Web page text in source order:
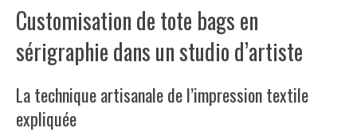
Customisation de tote bags en
sérigraphie dans un studio d’artiste
La technique artisanale de l’impression textile
expliquée